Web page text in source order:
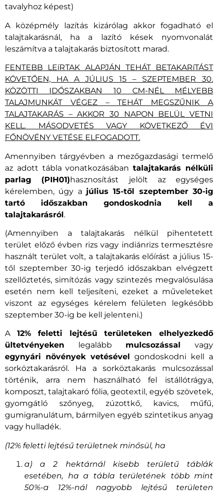
tavalyhoz képest)
A középmély lazítás kizárólag akkor fogadható el
talajtakarásnál, ha a lazító kések nyomvonalát
leszámítva a talajtakarás biztosított marad.
FENTEBB LEíRTAK ALAPJÁN TEHÁT BETAKARíTÁST
KÖVETŐEN, HA A JÚLIUS 15 – SZEPTEMBER 30.
KÖZÖTTI IDŐSZAKBAN 10 CM-NÉL MÉLYEBB
TALAJMUNKÁT VÉGEZ – TEHÁT MEGSZŰNIK A
TALAJTAKARÁS – AKKOR 30 NAPON BELÜL VETNI
KELL. MÁSODVETÉS VAGY KÖVETKEZŐ ÉVI
FŐNÖVÉNY VETÉSE ELFOGADOTT.
Amennyiben tárgyévben a mezőgazdasági termelő
az adott tábla vonatkozásábantalajtakarás nélküli
parlag (PIH01)hasznosítást jelölt az egységes
kérelemben, úgy a július 15-től szeptember 30-ig
tartó időszakban gondoskodnia kell a
talajtakarásról.
(Amennyiben a talajtakarás nélkül pihentetett
terület előző évben rizs vagy indiánrizs termesztésre
használt terület volt, a talajtakarás előírást a július 15-
től szeptember 30-ig terjedő időszakban elvégzett
szellőztetés, simítózás vagy szintezés megvalósulása
esetén nem kell teljesíteni, ezeket a műveleteket
viszont az egységes kérelem felületen legkésőbb
szeptember 30-ig be kell jelenteni.)
A 12% feletti lejtésű területeken elhelyezkedő
ültetvényeken legalább mulcsozással
vagy
egynyári növények vetésével gondoskodni kell a
sorköztakarásról. Ha a sorköztakarás mulcsozással
történik, arra nem használható fel istállótrágya,
komposzt, talajtakaró fólia, geotextil, egyéb szövetek,
gyomgátló szőnyeg, zúzottkő, kavics, műfű,
gumigranulátum, bármilyen egyéb szintetikus anyag
vagy hulladék.
(12% feletti lejtésű területnek minősül, ha
a) a 2 hektárnál kisebb területű táblák
esetében, ha a tábla területének több mint
50%-a 12%-nál nagyobb lejtésű területen